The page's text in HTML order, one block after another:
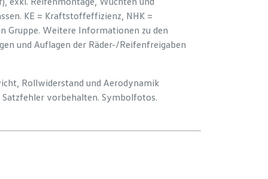
KE = Kraftstoffeffizienz, NHK =
Gruppe. Weitere Informationen zu den
und Auflagen der Räder-/Reifenfreigaben
Rollwiderstand und Aerodynamik
Satzfehler vorbehalten. Symbolfotos.